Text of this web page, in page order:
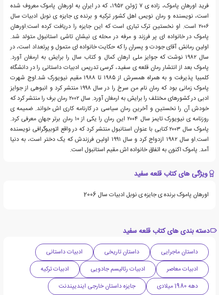
فرید اورهان پاموک، زاده ی ۷ ژوئن ۱۹۵۲، که در ایران به اورهان پاموک معروف شده
است، نویسنده و رمان نویس اهل کشور ترکیه و برنده ی جایزه ی نوبل ادبیات سال
۲۰۰۶ است. او نخستین ترک تباری است که این جایزه را دریافت کرده است.اورهان
پاموک در خانواده ای پر فرزند و مرفه در محله ی نیشان تاشی استانبول متولد شد.
اولین رمانش آقای جودت و پسران را که حکایت خانواده ای متمول و پرتعداد است، در
سال ۱۹۸۲ نوشت که جوایز ملی ارهان کمال و کتاب سال را برایش به ارمغان آورد.
پاموک بعد از انتشار رمان قلعه ی سفید، کرسی تدریس ادبیات داستانی را در دانشگاه
کلمبیا پذیرفت و به همراه همسرش از ۱۹۸۵ تا ۱۹۸۸ مقیم نیویورک شد.اوج شهرت
پاموک زمانی بود که رمان نام من سرخ را در سال ۱۹۹۸ منتشر کرد و انبوهی از جوایز
ادبی در کشورهای مختلف را برایش به ارمغان آورد. سال ۲۰۰۲ رمان برف را منتشر کرد که
خودش آن را نخستین و آخرین رمان سیاسی در کارنامه کاری اش خواند. ضمیمه ی
روزنامه ی نیویورک تایمز سال ۲۰۰۴ این رمان را یکی از ۱۰ رمان برتر جهان معرفی کرد.
پاموک سال ۲۰۰۳ کتابی با عنوان استانبول منتشر کرد که در واقع اتوبیوگرافی نویسنده
است.او سال ۱۹۸۲ ازدواج کرد و سال ۱۹۹۱ اولین فرزندش که یک دختر است، به دنیا
آمد. پاموک اکنون به اتفاق خانواده اش مقیم استانبول است.
ویژگی های کتاب قلعه سفید
اورهان پاموک برنده ی جایزه ی نوبل ادبیات سال 2006
دسته بندی های کتاب قلعه سفید
داستان ماجرایی داستان تاریخی
ادبیات داستانی
ادبیات معاصر
ادبیات رئالیسم جادویی
ادبیات ترکیه
دهه 1980 میلادی
جایزه داستان خارجی ایندیپندنت